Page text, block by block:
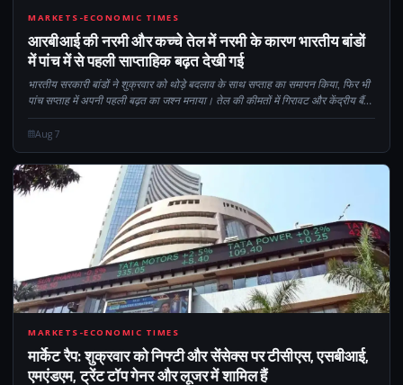
CM
MARKETS-ECONOMIC TIMES
आरबीआई की नरमी और कच्चे तेल में नरमी के कारण भारतीय बांडों
में पांच में से पहली साप्ताहिक बढ़त देखी गई
भारतीय सरकारी बांडों ने शुक्रवार को थोड़े बदलाव के साथ सप्ताह का समापन किया, फिर भी
पांच सप्ताह में अपनी पहली बढ़त का जश्न मनाया। तेल की कीमतों में गिरावट और केंद्रीय बैंक
के शांत रुख ने इन बांडों की मांग बढ़ाने में मदद की...
Aug 7
CM
MARKETS-ECONOMIC TIMES
मार्केट रैप: शुक्रवार को निफ्टी और सेंसेक्स पर टीसीएस, एसबीआई,
एमएंडएम, ट्रेंट टॉप गेनर और लूजर में शामिल हैं